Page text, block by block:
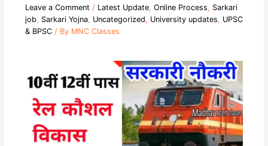
Leave a Comment / Latest Update, Online Process, Sarkari
job, Sarkari Yojna, Uncategorized, University updates, UPSC
& BPSC/ By MNC Classes